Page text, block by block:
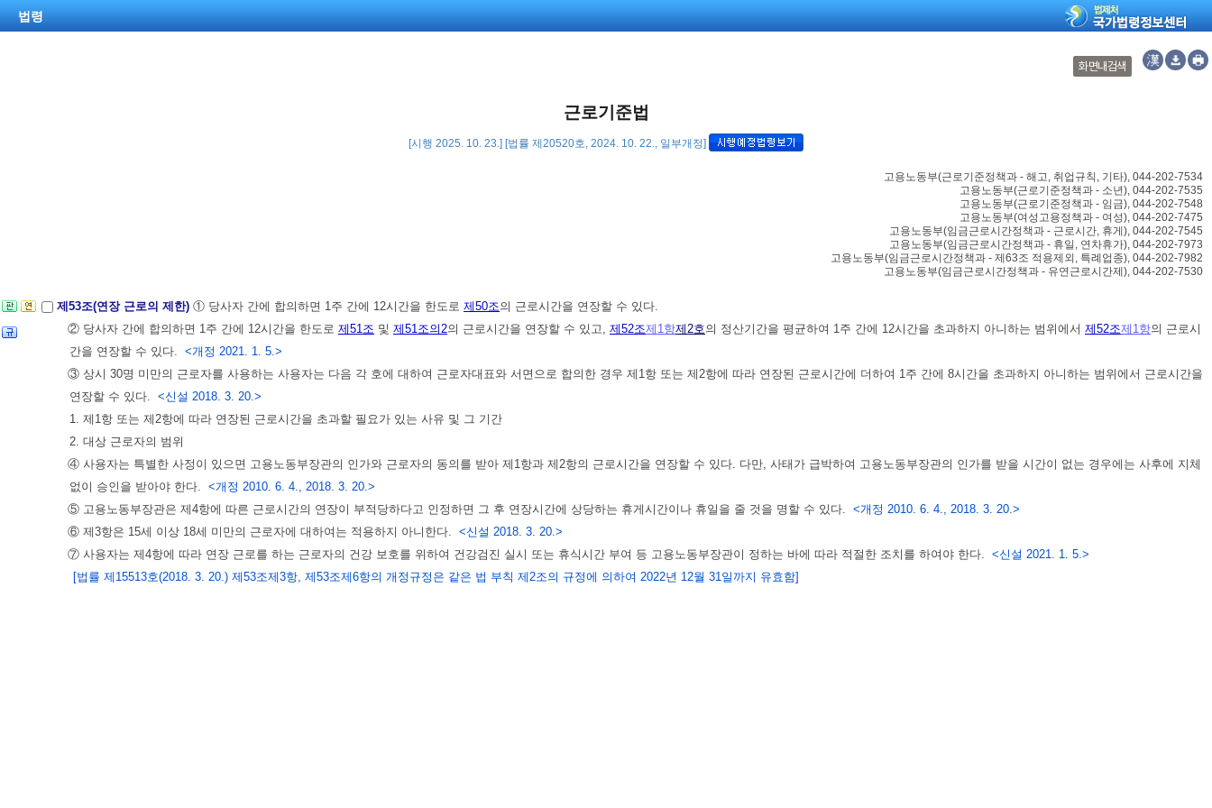
법령
화면내검색
근로기준법
[시행 2025. 10. 23.] [법률 제20520호, 2024. 10. 22., 일부개정]
고용노동부(근로기준정책과 - 해고, 취업규칙, 기타), 044-202-7534
고용노동부(근로기준정책과 - 소년), 044-202-7535
고용노동부(근로기준정책과 - 임금), 044-202-7548
고용노동부(여성고용정책과 - 여성), 044-202-7475
고용노동부(임금근로시간정책과 - 근로시간, 휴게 ), 044-202-7545
고용노동부(임금근로시간정책과 - 휴일, 연차휴가), 044-202-7973
고용노동부(임금근로시간정책과 - 제63조 적용제외, 특례업종), 044-202-7982
고용노동부(임금근로시간정책과 - 유연근로시간제 ), 044-202-7530
제53조(연장 근로의 제한) ① 당사자 간에 합의하면 1주 간에 12시간을 한도로 제50조의 근로시간을 연장할 수 있다.
② 당사자 간에 합의하면 1주 간에 12시간을 한도로 제51조 및 제51조의2의 근로시간을 연장할 수 있고, 제52조제1항제2호의 정산기간을 평균하여 1주 간에 12시간을 초과하지 아니하는 범위에서 제52조제1항의 근로시
간을 연장할 수 있다. <개정 2021. 1. 5.>
③ 상시 30명 미만의 근로자를 사용하는 사용자는 다음 각 호에 대하여 근로자대표와 서면으로 합의한 경우 제1항 또는 제2항에 따라 연장된 근로시간에 더하여 1주 간에 8시간을 초과하지 아니하는 범위에서 근로시간을
연장할 수 있다. <신설 2018. 3. 20.>
1. 제1항 또는 제2항에 따라 연장된 근로시간을 초과할 필요가 있는 사유 및 그 기간
2. 대상 근로자의 범위
④ 사용자는 특별한 사정이 있으면 고용노동부장관의 인가와 근로자의 동의를 받아 제1항과 제2항의 근로시간을 연장할 수 있다. 다만, 사태가 급박하여 고용노동부장관의 인가를 받을 시간이 없는 경우에는 사후에 지체
없이 승인을 받아야 한다. <개정 2010. 6. 4., 2018. 3. 20.>
⑤ 고용노동부장관은 제4항에 따른 근로시간의 연장이 부적당하다고 인정하면 그 후 연장시간에 상당하는 휴게시간이나 휴일을 줄 것을 명할 수 있다. <개정 2010. 6. 4., 2018. 3. 20.>
⑥ 제3항은 15세 이상 18세 미만의 근로자에 대하여는 적용하지 아니한다. <신설 2018. 3. 20.>
⑦ 사용자는 제4항에 따라 연장 근로를 하는 근로자의 건강 보호를 위하여 건강검진 실시 또는 휴식시간 부여 등 고용노동부장관이 정하는 바에 따라 적절한 조치를 하여야 한다. <신설 2021. 1. 5.>
[법률 제15513호(2018. 3. 20.) 제53조제3항, 제53조제6항의 개정규정은 같은 법 부칙 제2조의 규정에 의하여 2022년 12월 31일까지 유효함]